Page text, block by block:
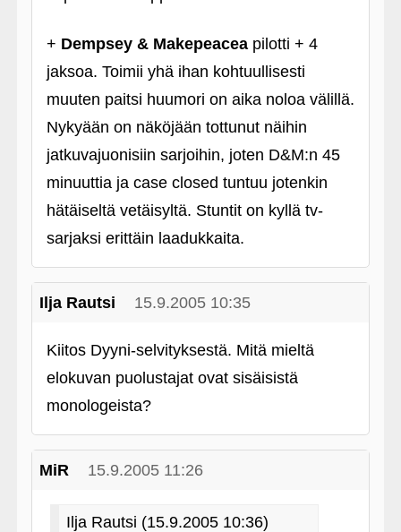
+ Dempsey & Makepeaceapilotti + 4
jaksoa. Toimii yhä ihan kohtuullisesti
muuten paitsi huumori on aika noloa välillä.
Nykyään on näköjään tottunut näihin
jatkuvajuonisiin sarjoihin, joten D&M:n 45
minuuttia ja case closed tuntuu jotenkin
hätäiseltä vetäisyltä. Stuntit on kyllä tv-
sarjaksi erittäin laadukkaita.
Ilja Rautsi 15.9.2005 10:35
Kiitos Dyyni-selvityksestä. Mitä mieltä
elokuvan puolustajat ovat sisäisistä
monologeista?
MiR 15.9.2005 11:26
Ilja Rautsi (15.9.2005 10:36)